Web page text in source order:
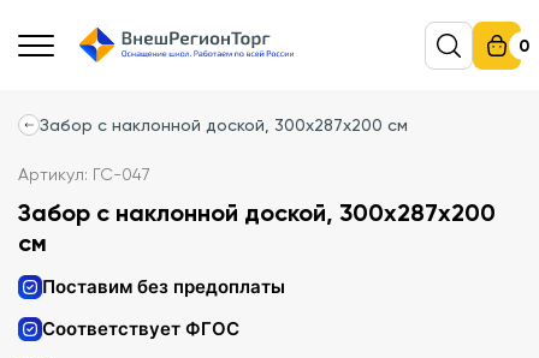
0
Забор с наклонной доской, 300х287х200 см
Артикул: ГС-047
Забор с наклонной доской, 300х287х200
см
Поставим без предоплаты
Соответствует ФГОС